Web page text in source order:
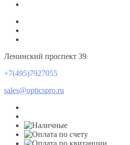
Ленинский проспект 39
+7(495)7927055
sales@opticspro.ru